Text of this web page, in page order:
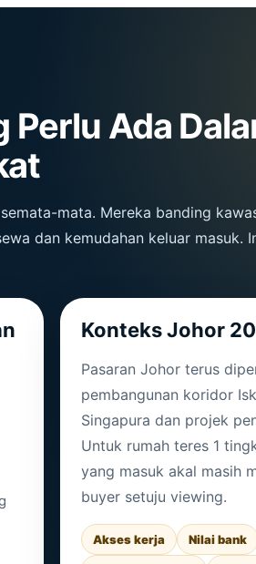
Perlu Ada
mata. Mereka banding
dan kemudahan keluar masuk.
Konteks Johor
Pasaran Johor terus
pembangunan koridor
Singapura dan projek
Untuk rumah teres 1
yang masuk akal masih
buyer setuju viewing.
Akses kerja Nilai bank